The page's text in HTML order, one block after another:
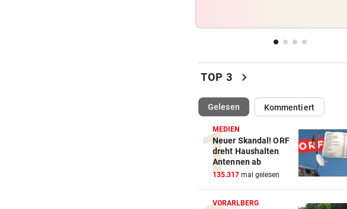
Die Villa Mutter:
Understatements
ES BLEIBT SPANNEND
Alaba & Co.: So steht es um
Österreichs WM-Fahrer!
BIS ZU 37 GRAD vor 2
Wieder wenig Regen: So wird
TOP 3 chevron_right
Gelesen(ausgewählt)Kommentiert
MEDIEN
Neuer Skandal! ORF
dreht Haushalten
Antennen ab
135.317 mal gelesen
VORARLBERG